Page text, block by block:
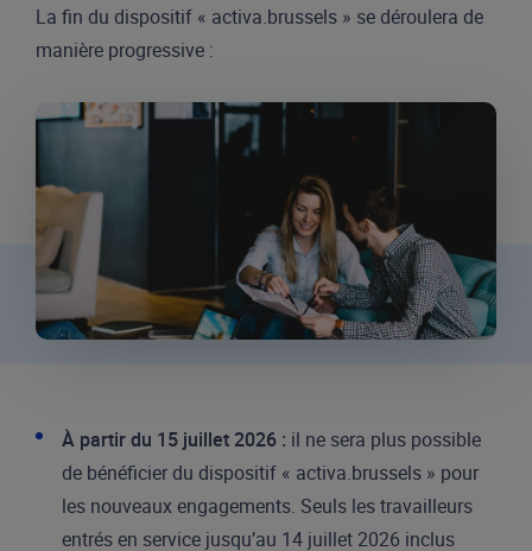
La fin du dispositif « activa.brussels » se déroulera de
manière progressive :
À partir du 15 juillet 2026 : il ne sera plus possible
de bénéficier du dispositif « activa.brussels » pour
les nouveaux engagements. Seuls les travailleurs
entrés en service jusqu’au 14 juillet 2026 inclus